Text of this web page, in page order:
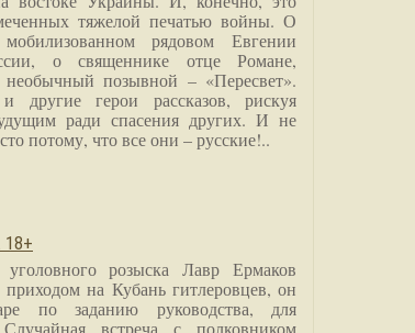
тяжелой печатью войны. О
рядовом Евгении
о священнике отце Романе,
необычный позывной – «Пересвет».
другие герои рассказов, рискуя
ради спасения других. И не
потому, что все они – русские!..
18+
розыска Лавр Ермаков
на Кубань гитлеровцев, он
по заданию руководства, для
встреча с полковником